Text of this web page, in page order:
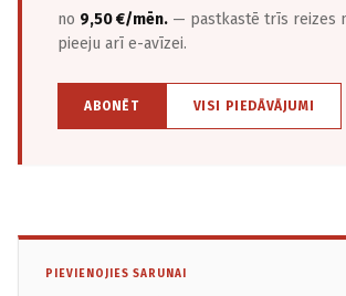
no 9,50 €/mēn. — pastkastē trīs reizes
pieeju arī e-avīzei.
ABONĒT VISI PIEDĀVĀJUMI
PIEVIENOJIES SARUNAI